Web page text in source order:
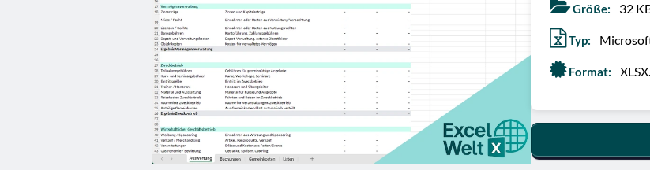
Größe: 32
Typ:
Format: XLSX.